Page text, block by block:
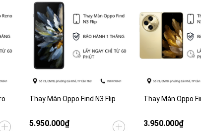
Thay Màn Oppo Find N3 Flip
5.950.000₫
Thay Màn Oppo
3.950.000₫